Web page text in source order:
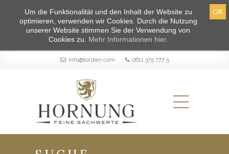
Um die Funktionalität und den Inhalt der Website zu
optimieren, verwenden wir Cookies. Durch die Nutzung
unserer Website stimmen Sie der Verwendung von
Cookies zu.
Mehr Informationen hier.
OK
info@torsten.com 0611.375 777 5